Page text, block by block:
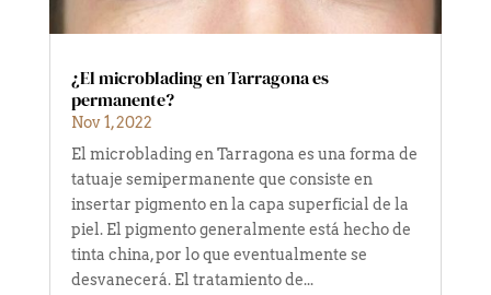
¿El microblading en Tarragona es
permanente?
Nov 1, 2022
El microblading en Tarragona es una forma de
tatuaje semipermanente que consiste en
insertar pigmento en la capa superficial de la
piel. El pigmento generalmente está hecho de
tinta china, por lo que eventualmente se
desvanecerá. El tratamiento de...